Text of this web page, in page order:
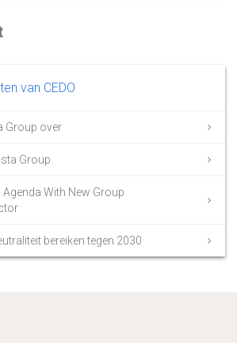
van CEDO
Group over
Group
Agenda With New Group
bereiken tegen 2030